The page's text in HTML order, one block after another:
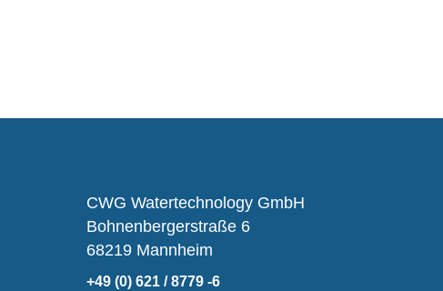
CWG Watertechnology GmbH
Bohnenbergerstraße 6
68219 Mannheim
+49 (0) 621 / 8779 -6